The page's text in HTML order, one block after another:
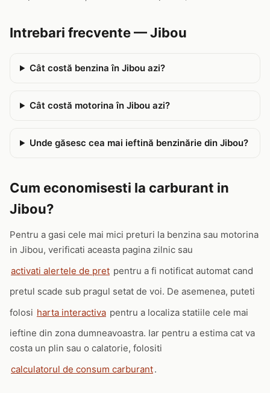
Intrebari frecvente — Jibou
Cât costă benzina în Jibou azi?
Cât costă motorina în Jibou azi?
Unde găsesc cea mai ieftină benzinărie din Jibou?
Cum economisesti la carburant in
Jibou?
Pentru a gasi cele mai mici preturi la benzina sau motorina
in Jibou, verificati aceasta pagina zilnic sau
activati alertele de pret pentru a fi notificat automat cand
pretul scade sub pragul setat de voi. De asemenea, puteti
folosi harta interactiva pentru a localiza statiile cele mai
ieftine din zona dumneavoastra. Iar pentru a estima cat va
costa un plin sau o calatorie, folositi
calculatorul de consum carburant.